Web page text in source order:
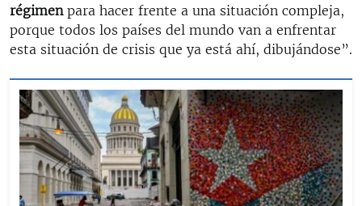
régimenpara hacer frente a una situación compleja,
porque todos los países del mundo van a enfrentar
esta situación de crisis que ya está ahí, dibujándose”.